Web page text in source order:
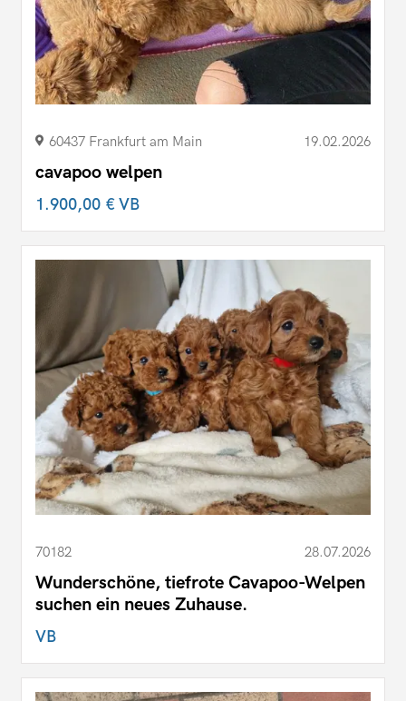
60437 Frankfurt am Main 19.02.2026
cavapoo welpen
1.900,00 €VB
70182 28.07.2026
Wunderschöne, tiefrote Cavapoo-Welpen
suchen ein neues Zuhause.
VB